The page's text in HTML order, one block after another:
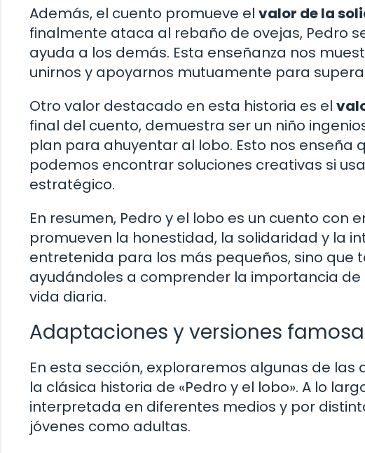
Además, el cuento promueve el valor de la
finalmente ataca al rebaño de ovejas, Pedro
ayuda a los demás. Esta enseñanza nos
unirnos y apoyarnos mutuamente para
Otro valor destacado en esta historia es el
final del cuento, demuestra ser un niño
plan para ahuyentar al lobo. Esto nos enseña
podemos encontrar soluciones creativas si
estratégico.
En resumen, Pedro y el lobo es un cuento con
promueven la honestidad, la solidaridad y la
entretenida para los más pequeños, sino
ayudándoles a comprender la importancia
vida diaria.
Adaptaciones y versiones
En esta sección, exploraremos algunas de
la clásica historia de «Pedro y el lobo». A lo
interpretada en diferentes medios y por
jóvenes como adultas.